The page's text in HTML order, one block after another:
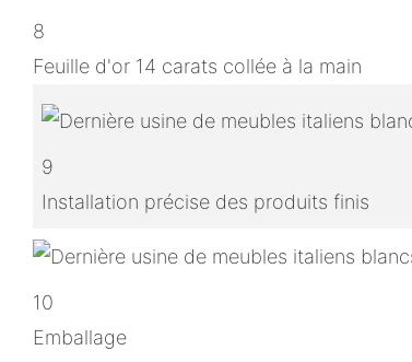
8
Feuille d'or 14 carats collée à la main
9
Installation précise des produits finis
10
Emballage